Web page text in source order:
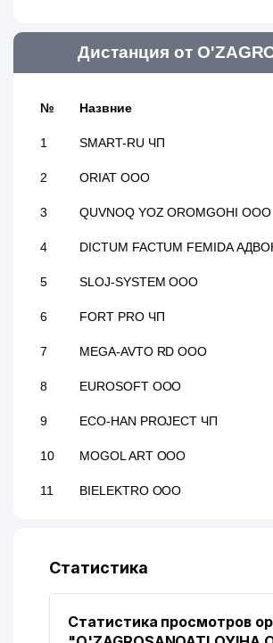
Дистанция от
№ Назвние
1 SMART-RU ЧП
2 ORIAT ООО
3 QUVNOQ YOZ OROMGOHI ООО
4 DICTUM FACTUM FEMIDA
5 SLOJ-SYSTEM ООО
6 FORT PRO ЧП
7 MEGA-AVTO RD ООО
8 EUROSOFT ООО
9 ECO-HAN PROJECT ЧП
10 MOGOL ART ООО
11 BIELEKTRO ООО
13
14 MIR MAX PHARM TRADE ЧП
MAKVA-SERVIS ООО
Статистика
Статистика просмотров